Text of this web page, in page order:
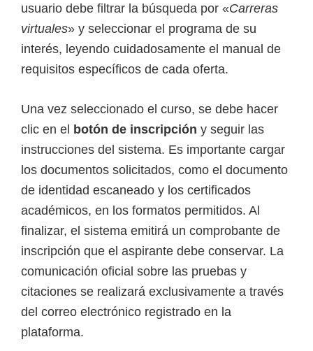
usuario debe filtrar la búsqueda por «Carreras
virtuales» y seleccionar el programa de su
interés, leyendo cuidadosamente el manual de
requisitos específicos de cada oferta.
Una vez seleccionado el curso, se debe hacer
clic en el botón de inscripción y seguir las
instrucciones del sistema. Es importante cargar
los documentos solicitados, como el documento
de identidad escaneado y los certificados
académicos, en los formatos permitidos. Al
finalizar, el sistema emitirá un comprobante de
inscripción que el aspirante debe conservar. La
comunicación oficial sobre las pruebas y
citaciones se realizará exclusivamente a través
del correo electrónico registrado en la
plataforma.